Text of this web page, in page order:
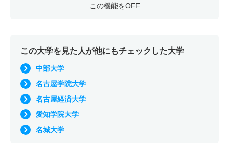
この機能をOFF
この大学を見た人が他にもチェックした大学
中部大学
名古屋学院大学
名古屋経済大学
愛知学院大学
名城大学